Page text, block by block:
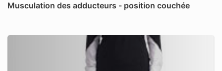
Musculation des adducteurs - position couchée